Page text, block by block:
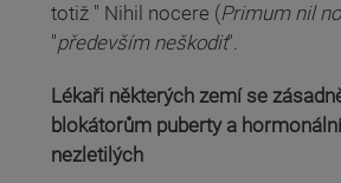
totiž " Nihil nocere (Primum nil
"především neškodit".
Lékaři některých zemí se
blokátorům puberty a
nezletilých